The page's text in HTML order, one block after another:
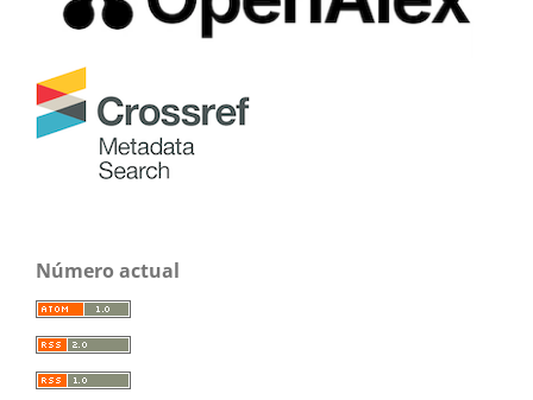
Número actual